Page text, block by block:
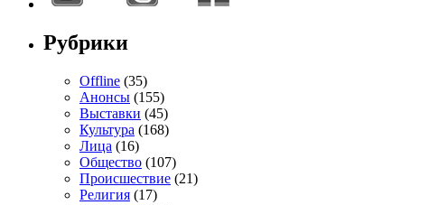
Рубрики
Offline (35)
Анонсы (155)
Выставки (45)
Культура (168)
Лица (16)
Общество (107)
Происшествие (21)
Религия (17)